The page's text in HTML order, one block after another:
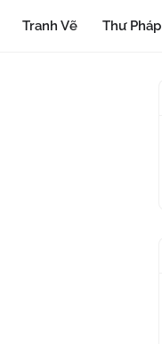
Tranh Vẽ Thư Pháp